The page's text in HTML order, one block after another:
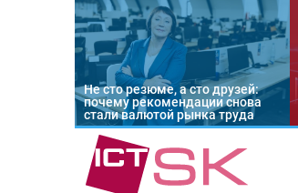
Не сто резюме, а сто друзей:
почему рекомендации снова
стали валютой рынка труда